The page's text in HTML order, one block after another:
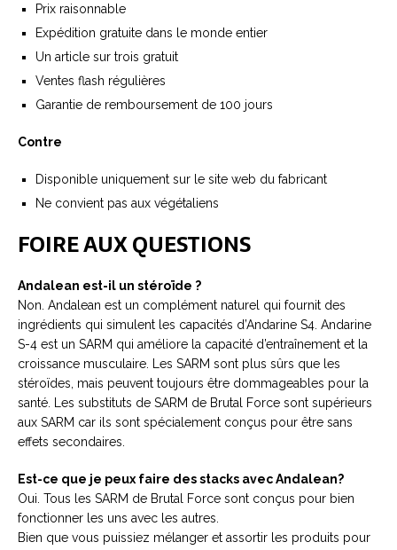
Prix raisonnable
Expédition gratuite dans le monde entier
Un article sur trois gratuit
Ventes flash régulières
Garantie de remboursement de 100 jours
Contre
Disponible uniquement sur le site web du fabricant
Ne convient pas aux végétaliens
FOIRE AUX QUESTIONS
Andalean est-il un stéroïde ?
Non. Andalean est un complément naturel qui fournit des
ingrédients qui simulent les capacités d’Andarine S4. Andarine
S-4 est un SARM qui améliore la capacité d’entraînement et la
croissance musculaire. Les SARM sont plus sûrs que les
stéroïdes, mais peuvent toujours être dommageables pour la
santé. Les substituts de SARM de Brutal Force sont supérieurs
aux SARM car ils sont spécialement conçus pour être sans
effets secondaires.
Est-ce que je peux faire des stacks avecAndalean?
Oui. Tous les SARM de Brutal Force sont conçus pour bien
fonctionner les uns avec les autres.
Bien que vous puissiez mélanger et assortir les produits pour